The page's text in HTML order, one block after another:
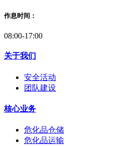
作息时间：
08:00-17:00
关于我们
安全活动
团队建设
核心业务
危化品仓储
危化品运输